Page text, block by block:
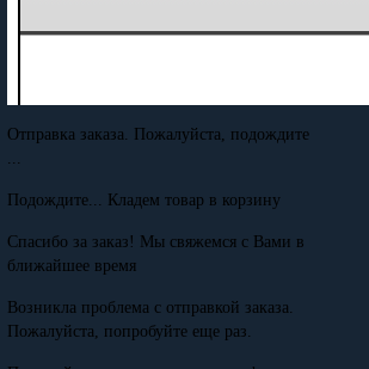
Отправка заказа. Пожалуйста, подождите
Подождите... Кладем товар в корзину
Спасибо за заказ! Мы свяжемся с Вами в
ближайшее время
Возникла проблема с отправкой заказа.
Пожалуйста, попробуйте еще раз.